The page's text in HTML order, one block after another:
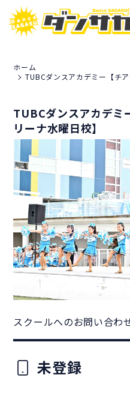
ホーム
TUBCダンスアカデミー【チ
TUBCダンスアカデミ
リーナ水曜日校】
スクールへのお問い合わ
未登録